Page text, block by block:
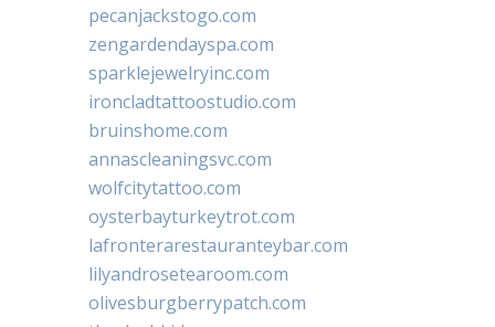
pecanjackstogo.com
zengardendayspa.com
sparklejewelryinc.com
ironcladtattoostudio.com
bruinshome.com
annascleaningsvc.com
wolfcitytattoo.com
oysterbayturkeytrot.com
lafronterarestauranteybar.com
lilyandrosetearoom.com
olivesburgberrypatch.com